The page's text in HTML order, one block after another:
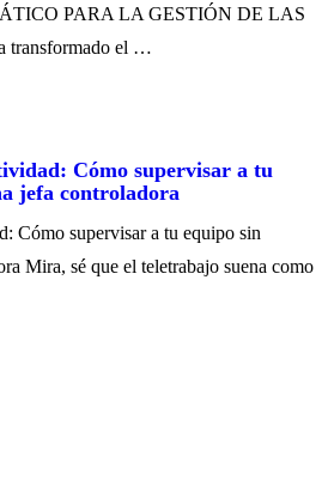
PARA LA GESTIÓN DE LAS
transformado el …
Cómo supervisar a tu
jefa controladora
Cómo supervisar a tu equipo sin
Mira, sé que el teletrabajo suena como